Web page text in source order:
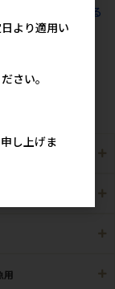
おすすめ商品を見る
用
より適用い
さい。
し上げま